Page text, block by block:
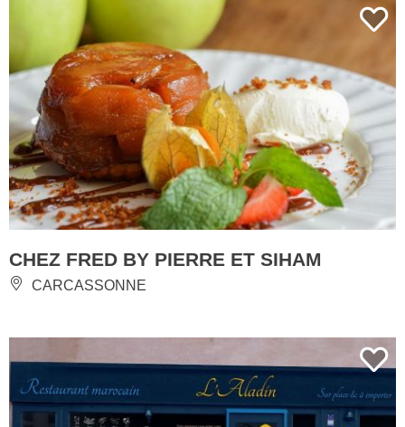
CHEZ FRED BY PIERRE ET SIHAM
CARCASSONNE